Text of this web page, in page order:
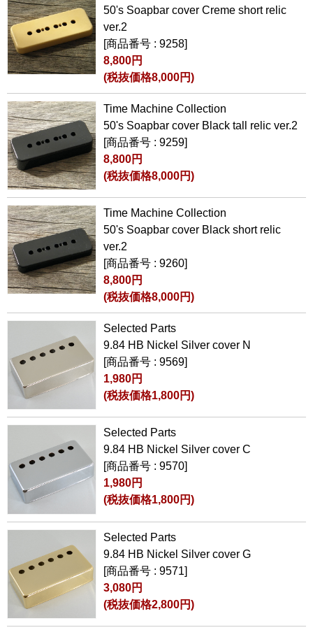
50's Soapbar cover Creme short relic
ver.2
[商品番号 : 9258]
8,800円
(税抜価格8,000円)
Time Machine Collection
50's Soapbar cover Black tall relic ver.2
[商品番号 : 9259]
8,800円
(税抜価格8,000円)
Time Machine Collection
50's Soapbar cover Black short relic
ver.2
[商品番号 : 9260]
8,800円
(税抜価格8,000円)
Selected Parts
9.84 HB Nickel Silver cover N
[商品番号 : 9569]
1,980円
(税抜価格1,800円)
Selected Parts
9.84 HB Nickel Silver cover C
[商品番号 : 9570]
1,980円
(税抜価格1,800円)
Selected Parts
9.84 HB Nickel Silver cover G
[商品番号 : 9571]
3,080円
(税抜価格2,800円)